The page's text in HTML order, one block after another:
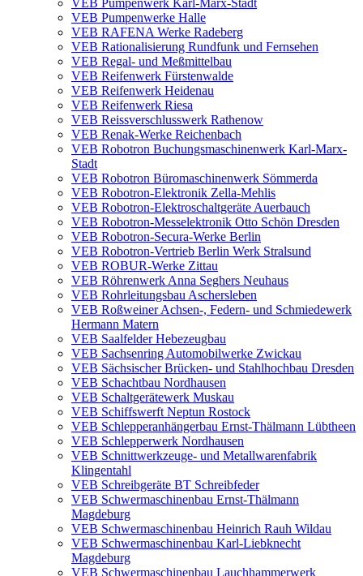
VEB Pumpenwerk Karl-Marx-Stadt
VEB Pumpenwerke Halle
VEB RAFENA Werke Radeberg
VEB Rationalisierung Rundfunk und Fernsehen
VEB Regal- und Meßmittelbau
VEB Reifenwerk Fürstenwalde
VEB Reifenwerk Heidenau
VEB Reifenwerk Riesa
VEB Reissverschlusswerk Rathenow
VEB Renak-Werke Reichenbach
VEB Robotron Buchungsmaschinenwerk Karl-Marx-
Stadt
VEB Robotron Büromaschinenwerk Sömmerda
VEB Robotron-Elektronik Zella-Mehlis
VEB Robotron-Elektroschaltgeräte Auerbauch
VEB Robotron-Messelektronik Otto Schön Dresden
VEB Robotron-Secura-Werke Berlin
VEB Robotron-Vertrieb Berlin Werk Stralsund
VEB ROBUR-Werke Zittau
VEB Röhrenwerk Anna Seghers Neuhaus
VEB Rohrleitungsbau Aschersleben
VEB Roßweiner Achsen-, Federn- und Schmiedewerk
Hermann Matern
VEB Saalfelder Hebezeugbau
VEB Sachsenring Automobilwerke Zwickau
VEB Sächsischer Brücken- und Stahlhochbau Dresden
VEB Schachtbau Nordhausen
VEB Schaltgerätewerk Muskau
VEB Schiffswerft Neptun Rostock
VEB Schlepperanhängerbau Ernst-Thälmann Lübtheen
VEB Schlepperwerk Nordhausen
VEB Schnittwerkzeuge- und Metallwarenfabrik
Klingentahl
VEB Schreibgeräte BT Schreibfeder
VEB Schwermaschinenbau Ernst-Thälmann
Magdeburg
VEB Schwermaschinenbau Heinrich Rauh Wildau
VEB Schwermaschinenbau Karl-Liebknecht
Magdeburg
VEB Schwermaschinenbau Lauchhammerwerk